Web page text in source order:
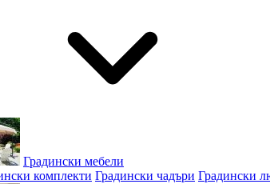
Градински мебели
комплекти Градински чадъри Градински